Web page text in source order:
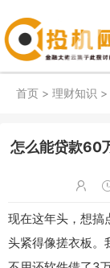
首页 > 理财知识 >
怎么能贷款60
现在这年头，想搞
头紧得像搓衣板。